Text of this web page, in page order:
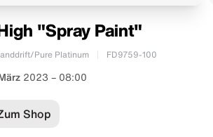
"Spray Paint"
Pure Platinum FD9759-100
2023 – 08:00
Shop